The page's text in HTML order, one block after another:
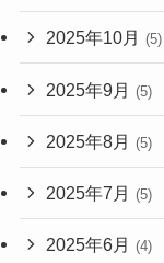
2025年10月 (5)
2025年9月 (5)
2025年8月 (5)
2025年7月 (5)
2025年6月 (4)